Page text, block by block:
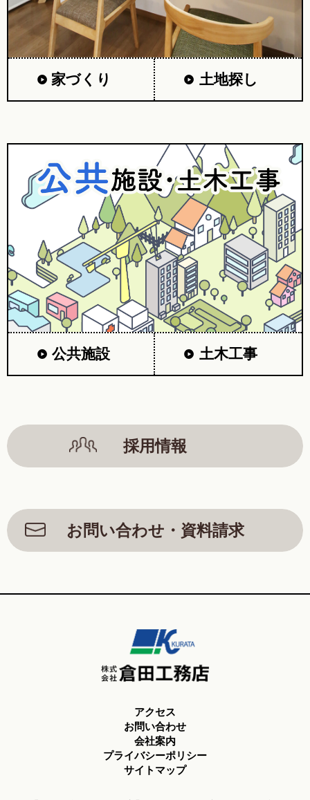
家づくり 土地探し
公共施設 土木工事
採用情報
お問い合わせ・資料請求
アクセス
お問い合わせ
会社案内
プライバシーポリシー
サイトマップ